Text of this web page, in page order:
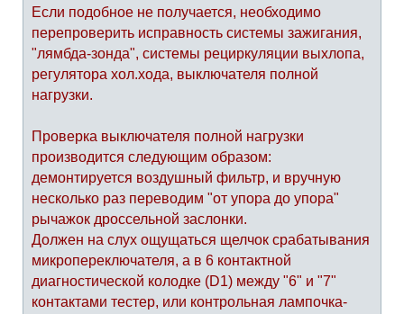
Если подобное не получается, необходимо
перепроверить исправность системы зажигания,
"лямбда-зонда", системы рециркуляции выхлопа,
регулятора хол.хода, выключателя полной
нагрузки.
Проверка выключателя полной нагрузки
производится следующим образом:
демонтируется воздушный фильтр, и вручную
несколько раз переводим "от упора до упора"
рычажок дроссельной заслонки.
Должен на слух ощущаться щелчок срабатывания
микропереключателя, а в 6 контактной
диагностической колодке (D1) между "6" и "7"
контактами тестер, или контрольная лампочка-